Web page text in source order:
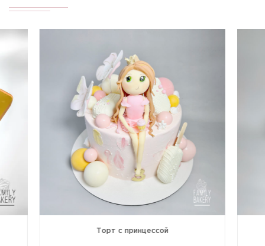
Торт с принцессой